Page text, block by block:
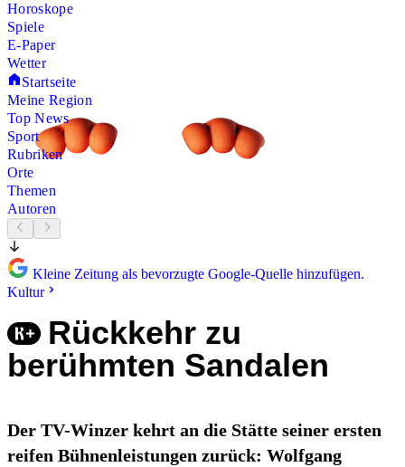
Horoskope
Spiele
E-Paper
Wetter
Startseite
Meine Region
Top News
Sport
Rubriken
Orte
Themen
Autoren
Kleine Zeitung als bevorzugte Google-Quelle hinzufügen.
Kultur
Rückkehr zu
berühmten Sandalen
Der TV-Winzer kehrt an die Stätte seiner ersten
reifen Bühnenleistungen zurück: Wolfgang